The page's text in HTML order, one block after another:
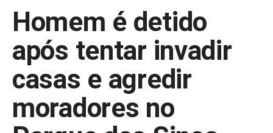
Homem é detido
após tentar invadir
casas e agredir
moradores no